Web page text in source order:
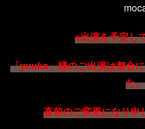
※出演を予定し
「yuuka」様のご出演は都合
た。
直前のご変更になり申